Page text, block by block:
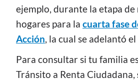
ejemplo, durante la etapa
hogares para la cuarta fase
Acción, la cual se adelantó
Para consultar si tu familia
Tránsito a Renta Ciudadana,